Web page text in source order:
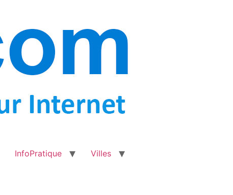
InfoPratique
Villes